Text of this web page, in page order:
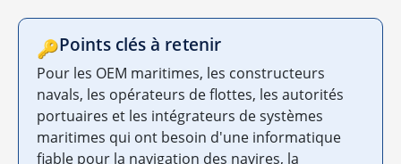
🔑Points clés à retenir
Pour les OEM maritimes, les constructeurs
navals, les opérateurs de flottes, les autorités
portuaires et les intégrateurs de systèmes
maritimes qui ont besoin d'une informatique
fiable pour la navigation des navires, la